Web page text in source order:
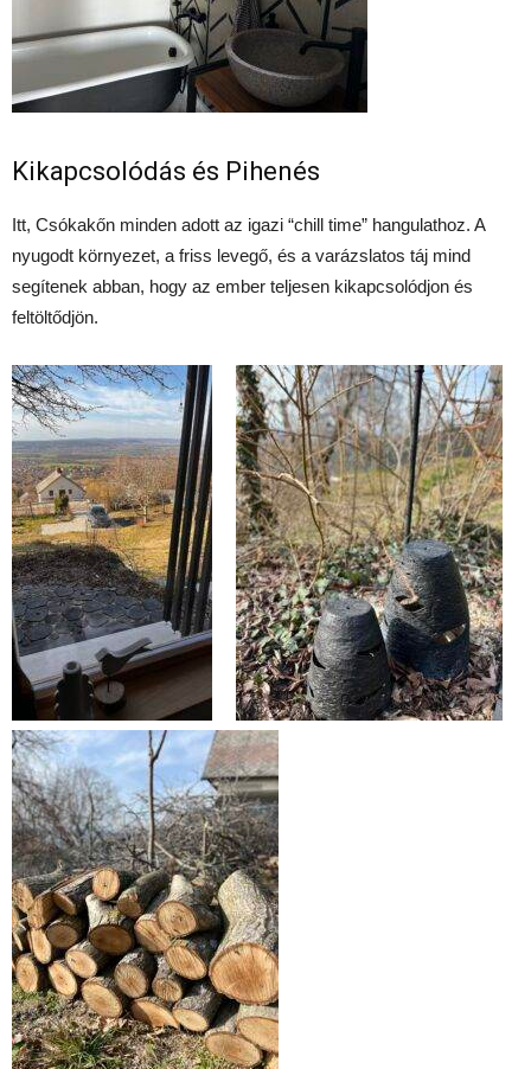
Kikapcsolódás és Pihenés
Itt, Csókakőn minden adott az igazi “chill time” hangulathoz. A
nyugodt környezet, a friss levegő, és a varázslatos táj mind
segítenek abban, hogy az ember teljesen kikapcsolódjon és
feltöltődjön.